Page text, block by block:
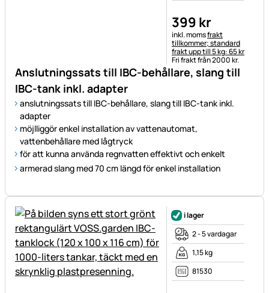
Anslutningssats till IBC-behållare, slang till
IBC-tank inkl. adapter
anslutningssats till IBC-behållare, slang till IBC-tank inkl.
adapter
möjlliggör enkel installation av vattenautomat,
vattenbehållare med lågtryck
för att kunna använda regnvatten effektivt och enkelt
armerad slang med 70 cm längd för enkel installation
399 kr
Skatteinformation:
inkl. momsfrakt
tillkommer; standard
frakt upp till 5 kg: 65 kr
Fri frakt från 2000 kr.
i lager
2 - 5 vardagar
1,15 kg
81530